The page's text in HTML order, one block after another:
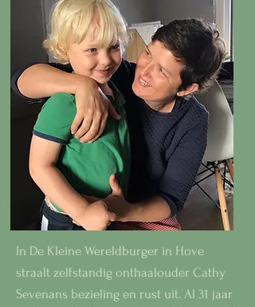
In De Kleine Wereldburger in Hove
straalt zelfstandig onthaalouder Cathy
Sevenans bezieling en rust uit. Al 31 jaar